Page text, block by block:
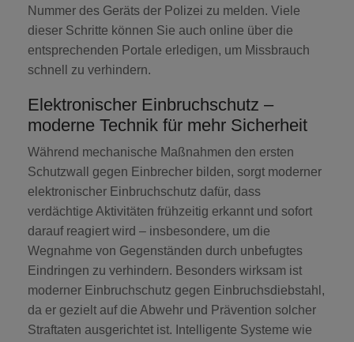
Nummer des Geräts der Polizei zu melden. Viele
dieser Schritte können Sie auch online über die
entsprechenden Portale erledigen, um Missbrauch
schnell zu verhindern.
Elektronischer Einbruchschutz –
moderne Technik für mehr Sicherheit
Während mechanische Maßnahmen den ersten
Schutzwall gegen Einbrecher bilden, sorgt moderner
elektronischer Einbruchschutz dafür, dass
verdächtige Aktivitäten frühzeitig erkannt und sofort
darauf reagiert wird – insbesondere, um die
Wegnahme von Gegenständen durch unbefugtes
Eindringen zu verhindern. Besonders wirksam ist
moderner Einbruchschutz gegen Einbruchsdiebstahl,
da er gezielt auf die Abwehr und Prävention solcher
Straftaten ausgerichtet ist. Intelligente Systeme wie